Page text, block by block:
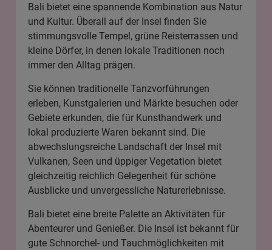
Bali bietet eine spannende Kombination aus Natur
und Kultur. Überall auf der Insel finden Sie
stimmungsvolle Tempel, grüne Reisterrassen und
kleine Dörfer, in denen lokale Traditionen noch
immer den Alltag prägen.
Sie können traditionelle Tanzvorführungen
erleben, Kunstgalerien und Märkte besuchen oder
Gebiete erkunden, die für Kunsthandwerk und
lokal produzierte Waren bekannt sind. Die
abwechslungsreiche Landschaft der Insel mit
Vulkanen, Seen und üppiger Vegetation bietet
gleichzeitig reichlich Gelegenheit für schöne
Ausblicke und unvergessliche Naturerlebnisse.
Bali bietet eine breite Palette an Aktivitäten für
Abenteurer und Genießer. Die Insel ist bekannt für
gute Schnorchel- und Tauchmöglichkeiten mit